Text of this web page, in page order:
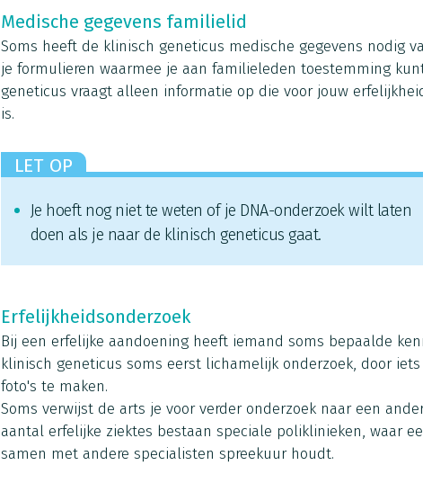
Medische gegevens familielid
Soms heeft de klinisch geneticus medische gegevens nodig
je formulieren waarmee je aan familieleden toestemming
geneticus vraagt alleen informatie op die voor jouw
is.
LET OP
Je hoeft nog niet te weten of je DNA-onderzoek wilt laten
doen als je naar de klinisch geneticus gaat.
Erfelijkheidsonderzoek
Bij een erfelijke aandoening heeft iemand soms bepaalde
klinisch geneticus soms eerst lichamelijk onderzoek, door
foto's te maken.
Soms verwijst de arts je voor verder onderzoek naar een
aantal erfelijke ziektes bestaan speciale poliklinieken, waar
samen met andere specialisten spreekuur houdt.